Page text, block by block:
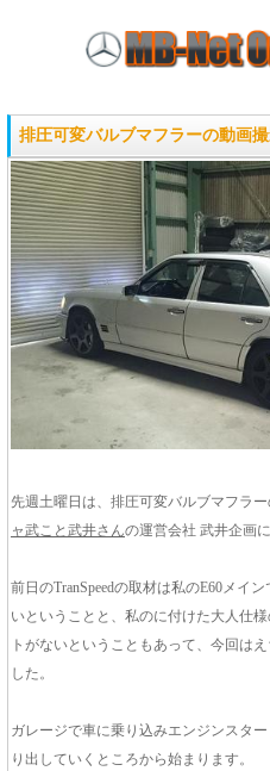
排圧可変バルブマフラーの動画
先週土曜日は、排圧可変バルブマフラ
ャ武こと武井さんの運営会社 武井企画
前日のTranSpeedの取材は私のE60メイ
いということと、私のに付けた大人仕
トがないということもあって、今回は
した。
ガレージで車に乗り込みエンジンスタ
り出していくところから始まります。